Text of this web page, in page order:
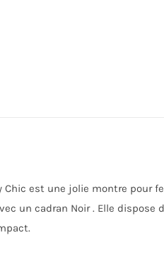
Chic est une jolie montre pour
un cadran Noir . Elle